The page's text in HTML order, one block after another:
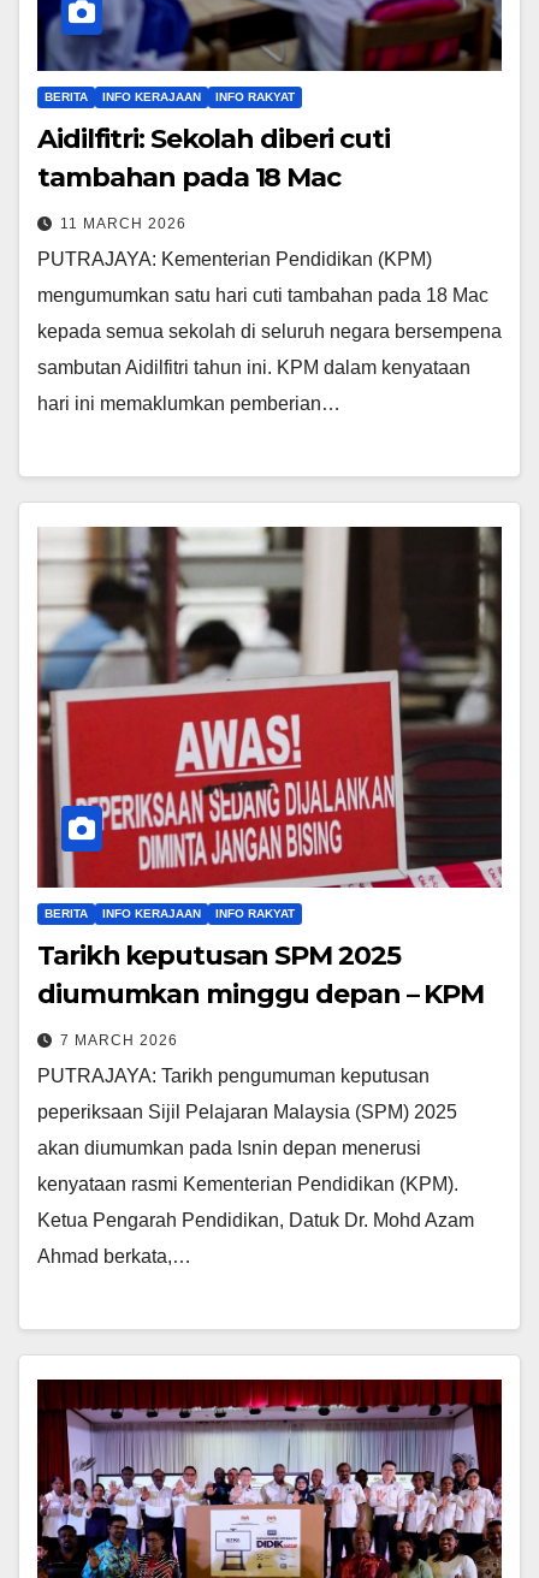
BERITA INFO KERAJAAN INFO RAKYAT
Aidilfitri: Sekolah diberi cuti
tambahan pada 18 Mac
11 MARCH 2026
PUTRAJAYA: Kementerian Pendidikan (KPM)
mengumumkan satu hari cuti tambahan pada 18 Mac
kepada semua sekolah di seluruh negara bersempena
sambutan Aidilfitri tahun ini. KPM dalam kenyataan
hari ini memaklumkan pemberian…
BERITA INFO KERAJAAN INFO RAKYAT
Tarikh keputusan SPM 2025
diumumkan minggu depan – KPM
7 MARCH 2026
PUTRAJAYA: Tarikh pengumuman keputusan
peperiksaan Sijil Pelajaran Malaysia (SPM) 2025
akan diumumkan pada Isnin depan menerusi
kenyataan rasmi Kementerian Pendidikan (KPM).
Ketua Pengarah Pendidikan, Datuk Dr. Mohd Azam
Ahmad berkata,…